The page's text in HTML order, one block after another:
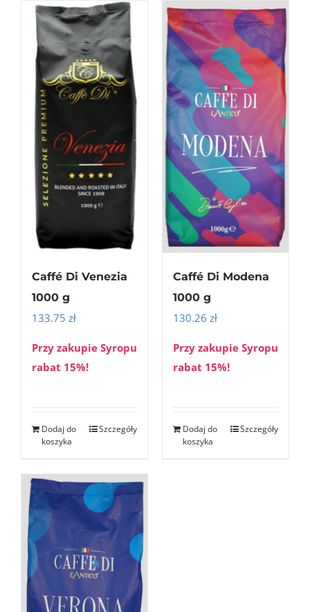
Caffé Di Venezia
1000 g
133.75 zł
Przy zakupie Syropu
rabat 15%!
Dodaj do
koszyka
Szczegóły
Caffé Di Modena
1000 g
130.26 zł
Przy zakupie Syropu
rabat 15%!
Dodaj do
koszyka
Szczegóły